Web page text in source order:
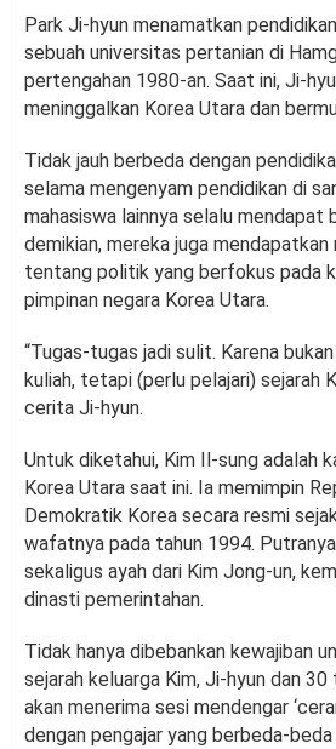
Park Ji-hyun menamatkan
sebuah universitas pertanian di
pertengahan 1980-an. Saat ini, Ji-
meninggalkan Korea Utara dan
Tidak jauh berbeda dengan
selama mengenyam pendidikan di
mahasiswa lainnya selalu mendapat
demikian, mereka juga mendapatkan
tentang politik yang berfokus pada
pimpinan negara Korea Utara.
“Tugas-tugas jadi sulit. Karena
kuliah, tetapi (perlu pelajari) sejarah
cerita Ji-hyun.
Untuk diketahui, Kim Il-sung adalah
Korea Utara saat ini. Ia memimpin
Demokratik Korea secara resmi
wafatnya pada tahun 1994.
sekaligus ayah dari Kim Jong-un,
dinasti pemerintahan.
Tidak hanya dibebankan kewajiban
sejarah keluarga Kim, Ji-hyun dan
akan menerima sesi mendengar
dengan pengajar yang berbeda-